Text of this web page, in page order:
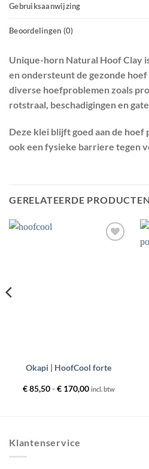
Gebruiksaanwijzing
Beoordelingen (0)
Unique-horn Natural Hoof Clay
en ondersteunt de gezonde
diverse hoefproblemen zoals
rotstraal, beschadigingen en
Deze klei blijft goed aan de hoef
ook een fysieke barriere tegen
GERELATEERDE PRODUCTEN
Okapi | HoofCool forte
€85,50 - €170,00Prijsklasse:
incl. btw
Klantenservice